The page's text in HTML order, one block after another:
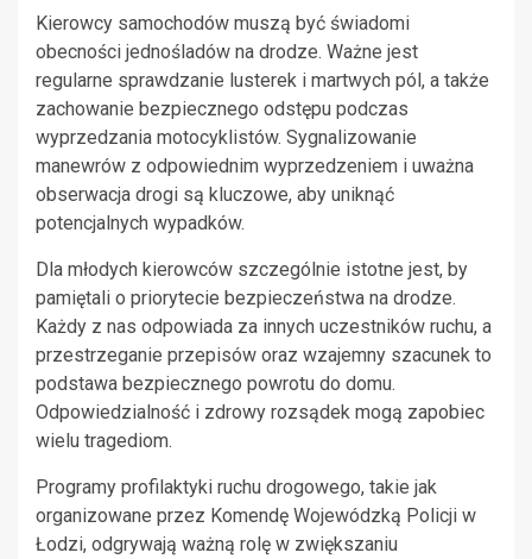
Kierowcy samochodów muszą być świadomi
obecności jednośladów na drodze. Ważne jest
regularne sprawdzanie lusterek i martwych pól, a także
zachowanie bezpiecznego odstępu podczas
wyprzedzania motocyklistów. Sygnalizowanie
manewrów z odpowiednim wyprzedzeniem i uważna
obserwacja drogi są kluczowe, aby uniknąć
potencjalnych wypadków.
Dla młodych kierowców szczególnie istotne jest, by
pamiętali o priorytecie bezpieczeństwa na drodze.
Każdy z nas odpowiada za innych uczestników ruchu, a
przestrzeganie przepisów oraz wzajemny szacunek to
podstawa bezpiecznego powrotu do domu.
Odpowiedzialność i zdrowy rozsądek mogą zapobiec
wielu tragediom.
Programy profilaktyki ruchu drogowego, takie jak
organizowane przez Komendę Wojewódzką Policji w
Łodzi, odgrywają ważną rolę w zwiększaniu